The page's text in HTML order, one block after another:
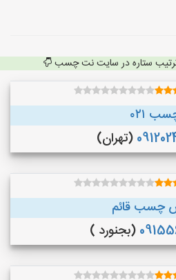
ترتیب ستاره در سایت نت چسب
۰۲۱
(تهران)
چسب قائم
(بجنورد )